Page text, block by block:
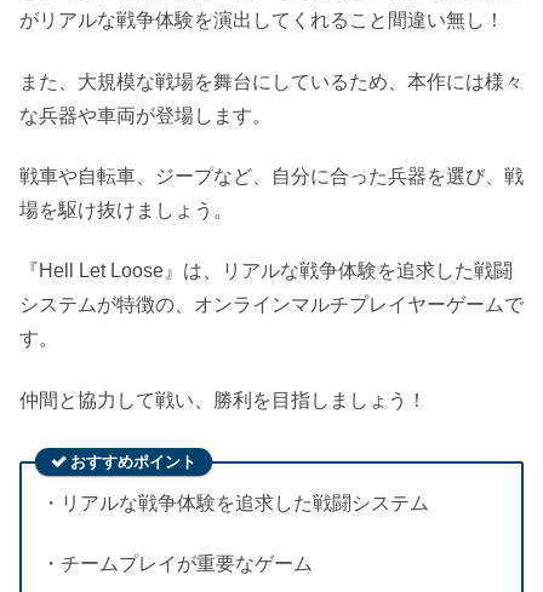
がリアルな戦争体験を演出してくれること間違い無し！
また、大規模な戦場を舞台にしているため、本作には様々
な兵器や車両が登場します。
戦車や自転車、ジープなど、自分に合った兵器を選び、戦
場を駆け抜けましょう。
『Hell Let Loose』は、リアルな戦争体験を追求した戦闘
システムが特徴の、オンラインマルチプレイヤーゲームで
す。
仲間と協力して戦い、勝利を目指しましょう！
おすすめポイント
・リアルな戦争体験を追求した戦闘システム
・チームプレイが重要なゲーム